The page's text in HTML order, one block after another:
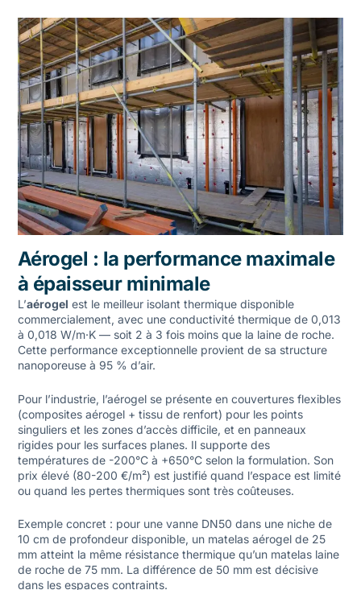
Aérogel : la performance maximale
à épaisseur minimale
L’aérogel est le meilleur isolant thermique disponible
commercialement, avec une conductivité thermique de 0,013
à 0,018 W/m·K — soit 2 à 3 fois moins que la laine de roche.
Cette performance exceptionnelle provient de sa structure
nanoporeuse à 95 % d’air.
Pour l’industrie, l’aérogel se présente en couvertures flexibles
(composites aérogel + tissu de renfort) pour les points
singuliers et les zones d’accès difficile, et en panneaux
rigides pour les surfaces planes. Il supporte des
températures de -200°C à +650°C selon la formulation. Son
prix élevé (80-200 €/m²) est justifié quand l’espace est limité
ou quand les pertes thermiques sont très coûteuses.
Exemple concret : pour une vanne DN50 dans une niche de
10 cm de profondeur disponible, un matelas aérogel de 25
mm atteint la même résistance thermique qu’un matelas laine
de roche de 75 mm. La différence de 50 mm est décisive
dans les espaces contraints.